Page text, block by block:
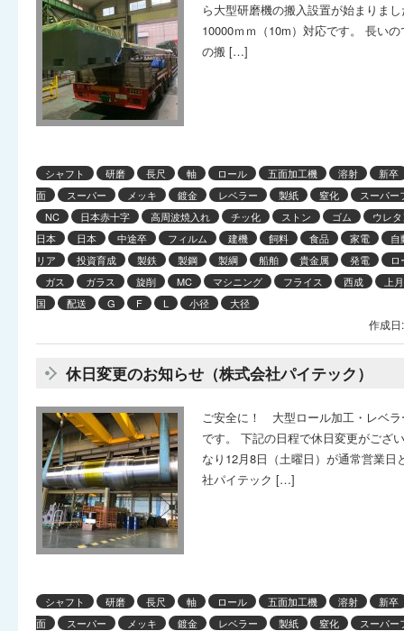
ら大型研磨機の搬入設置が始まりま
10000ｍｍ（10m）対応です。 長い
の搬 […]
シャフト 研磨 長尺 軸 ロール 五面加工機 溶射
新卒
面
スーパー メッキ 鍍金 レベラー 製紙 窒化
スーパー
NC
日本赤十字 高周波焼入れ チッ化 ストン ゴム
ウレ
日本
日本 中途卒 フィルム 建機 飼料 食品 家電
自
リア
投資育成 製鉄 製鋼 製綱 船舶 貴金属 発電
ガス
ガラス 旋削 MC マシニング フライス 西成
上月
国
配送 G F L 小径 大径
作成
休日変更のお知らせ（株式会社パイテック）
ご安全に！ 大型ロール加工・レベ
です。 下記の日程で休日変更がござ
なり12月8日（土曜日）が通常営業
社パイテック […]
シャフト 研磨 長尺 軸 ロール 五面加工機 溶射
新卒
面
スーパー メッキ 鍍金 レベラー 製紙 窒化
スーパー